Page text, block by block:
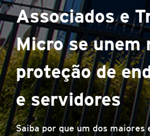
Associados e
Micro se unem
proteção de
e servidores
Saiba por que um dos maiores